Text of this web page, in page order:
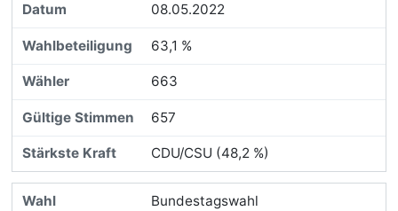
08.05.2022
63,1 %
663
657
CDU/CSU (48,2 %)
Bundestagswahl